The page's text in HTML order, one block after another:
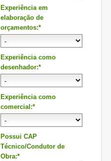
Experiência em
elaboração de
orçamentos:*
Experiência como
desenhador:*
Experiência como
comercial:*
Possui CAP
Técnico/Condutor de
Obra:*